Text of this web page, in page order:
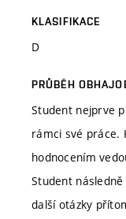
KLASIFIKACE
D
PRŮBĚH
Student nejprve
rámci své práce.
hodnocením
Student
další otázky